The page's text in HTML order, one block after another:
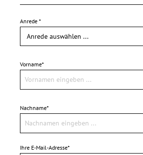
Anrede *
Vorname*
Nachname*
Ihre E-Mail-Adresse*